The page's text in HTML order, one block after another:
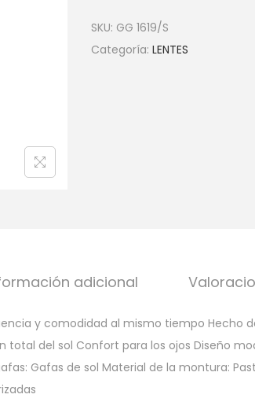
SKU: GG 1619/S
Categoría: LENTES
adicional
y comodidad al mismo tiempo Hecho
del sol Confort para los ojos Diseño
Gafas de sol Material de la montura: